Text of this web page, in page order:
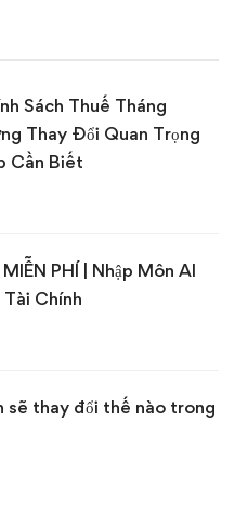
Sách Thuế Tháng
Thay Đổi Quan Trọng
Cần Biết
PHÍ | Nhập Môn AI
Chính
sẽ thay đổi thế nào trong